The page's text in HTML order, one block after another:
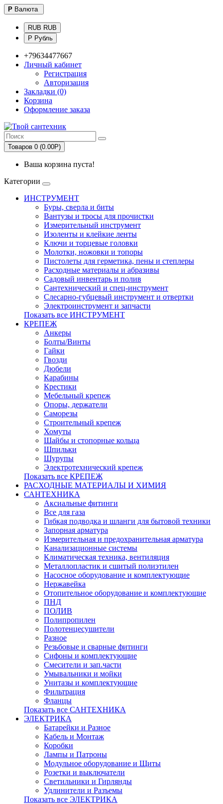
Р Валюта
RUB RUB
Р Рубль
+79634477667
Личный кабинет
Регистрация
Авторизация
Закладки (0)
Корзина
Оформление заказа
Товаров 0 (0.00Р)
Ваша корзина пуста!
Категории
ИНСТРУМЕНТ
Буры, сверла и биты
Вантузы и тросы для прочистки
Измерительный инструмент
Изоленты и клейкие ленты
Ключи и торцевые головки
Молотки, ножовки и топоры
Пистолеты для герметика, пены и степлеры
Расходные материалы и абразивы
Садовый инвентарь и полив
Сантехнический и спец-инструмент
Слесарно-губцевый инструмент и отвертки
Электроинструмент и запчасти
Показать все ИНСТРУМЕНТ
КРЕПЕЖ
Анкеры
Болты/Винты
Гайки
Гвозди
Дюбели
Карабины
Крестики
Мебельный крепеж
Опоры, держатели
Саморезы
Строительный крепеж
Хомуты
Шайбы и стопорные кольца
Шпильки
Шурупы
Электротехнический крепеж
Показать все КРЕПЕЖ
РАСХОДНЫЕ МАТЕРИАЛЫ И ХИМИЯ
САНТЕХНИКА
Аксиальные фитинги
Все для газа
Гибкая подводка и шланги для бытовой техники
Запорная арматура
Измерительная и предохранительная арматура
Канализационные системы
Климатическая техника, вентиляция
Металлопластик и сшитый полиэтилен
Насосное оборудование и комплектующие
Нержавейка
Отопительное оборудование и комплектующие
ПНД
ПОЛИВ
Полипропилен
Полотенцесушители
Разное
Резьбовые и сварные фитинги
Сифоны и комплектующие
Смесители и зап.части
Умывальники и мойки
Унитазы и комплектующие
Фильтрация
Фланцы
Показать все САНТЕХНИКА
ЭЛЕКТРИКА
Батарейки и Разное
Кабель и Монтаж
Коробки
Лампы и Патроны
Модульное оборудование и Щиты
Розетки и выключатели
Светильники и Гирлянды
Удлинители и Разъемы
Показать все ЭЛЕКТРИКА